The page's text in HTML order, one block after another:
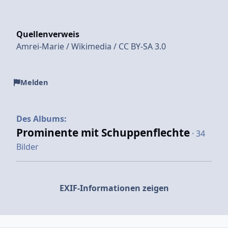
Quellenverweis
Amrei-Marie / Wikimedia / CC BY-SA 3.0
Melden
Des Albums:
Prominente mit Schuppenflechte · 34
Bilder
EXIF-Informationen zeigen